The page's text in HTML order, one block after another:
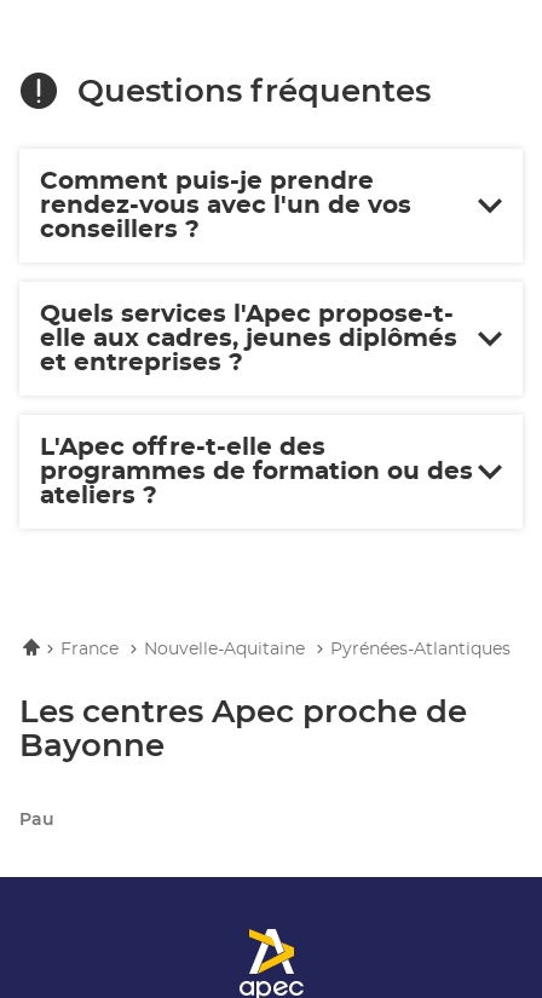
Questions fréquentes
Comment puis-je prendre
rendez-vous avec l'un de vos
conseillers ?
Quels services l'Apec propose-t-
elle aux cadres, jeunes diplômés
et entreprises ?
L'Apec offre-t-elle des
programmes de formation ou des
ateliers ?
AccueilFrance Nouvelle-Aquitaine Pyrénées-Atlantiques
Les centres Apec proche de
Bayonne
Pau